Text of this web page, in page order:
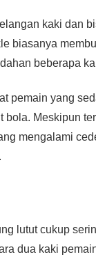
kaki dan
biasanya
beberapa
pemain yang
bola. Meskipun
mengalami
lutut cukup
dua kaki